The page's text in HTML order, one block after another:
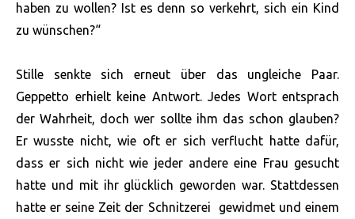
haben zu wollen? Ist es denn so verkehrt, sich ein Kind
zu wünschen?“
Stille senkte sich erneut über das ungleiche Paar.
Geppetto erhielt keine Antwort. Jedes Wort entsprach
der Wahrheit, doch wer sollte ihm das schon glauben?
Er wusste nicht, wie oft er sich verflucht hatte dafür,
dass er sich nicht wie jeder andere eine Frau gesucht
hatte und mit ihr glücklich geworden war. Stattdessen
hatte er seine Zeit der Schnitzerei gewidmet und einem